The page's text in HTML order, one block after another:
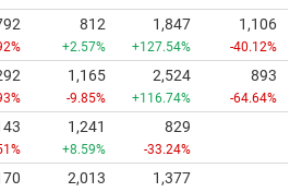
812
+2.57%
1,847
+127.54%
1,106
-40.12%
1,165
-9.85%
2,524
+116.74%
893
-64.64%
1,241
+8.59%
829
-33.24%
2,013 1,377